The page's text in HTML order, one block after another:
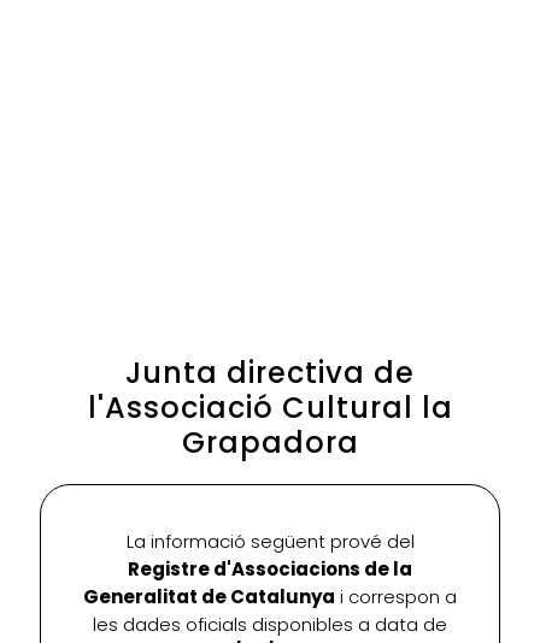
Junta directiva de
l'Associació Cultural la
Grapadora
La informació següent prové del
Registre d'Associacions de la
Generalitat de Catalunya i correspon a
les dades oficials disponibles a data de